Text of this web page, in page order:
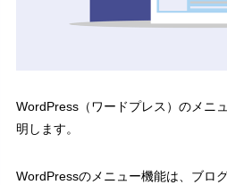
WordPress（ワードプレス）のメニ
明します。
WordPressのメニュー機能は、ブロ